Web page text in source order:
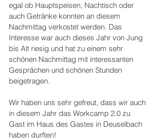
egal ob Hauptspeisen, Nachtisch oder
auch Getränke konnten an diesem
Nachmittag verkostet werden. Das
Interesse war auch dieses Jahr von Jung
bis Alt riesig und hat zu einem sehr
schönen Nachmittag mit interessanten
Gesprächen und schönen Stunden
beigetragen.
Wir haben uns sehr gefreut, dass wir auch
in diesem Jahr das Workcamp 2.0 zu
Gast im Haus des Gastes in Deuselbach
haben durften!